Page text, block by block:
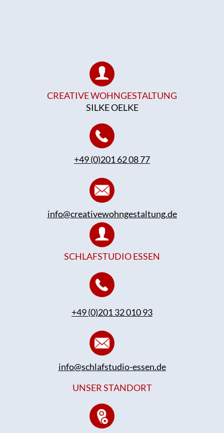
CREATIVE WOHNGESTALTUNG
SILKE OELKE
+49 (0)201 62 08 77
info@creativewohngestaltung.de
SCHLAFSTUDIO ESSEN
+49 (0)201 32 010 93
info@schlafstudio-essen.de
UNSER STANDORT